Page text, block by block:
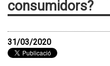
consumidors?
31/03/2020